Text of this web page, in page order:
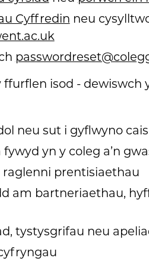
Cyffredin neu
ffurflen isod - dewiswch
neu sut i gyflwyno cais
yn y coleg a’n
prentisiaethau
am bartneriaethau,
tystysgrifau neu